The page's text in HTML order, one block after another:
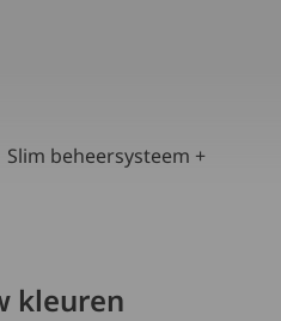
beheersysteem +
kleuren